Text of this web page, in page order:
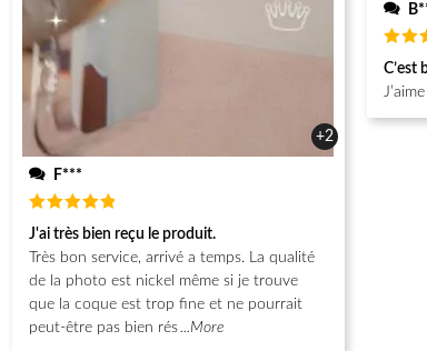
+2
F***
Note5
sur 5
J'ai très bien reçu le produit.
Très bon service, arrivé a temps. La qualité
de la photo est nickel même si je trouve
que la coque est trop fine et ne pourrait
peut-être pas bien rés...More
Note
sur
C’est